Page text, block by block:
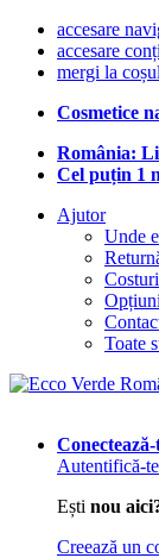
accesare
accesare
mergi la
Cosmetice
România:
Cel puțin 1
Ajutor
Unde
Toate
Conectează-
Autentifică-
Ești nou
Creează un